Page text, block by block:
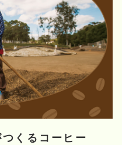
くるコーヒー